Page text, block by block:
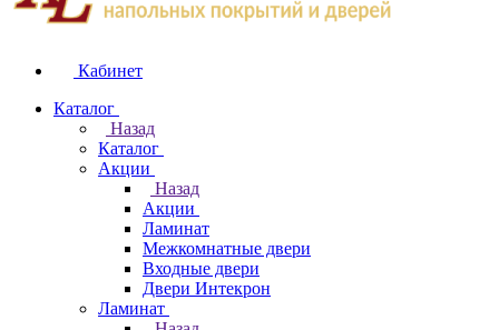
Кабинет
Каталог
Назад
Каталог
Акции
Назад
Акции
Ламинат
Межкомнатные двери
Входные двери
Двери Интекрон
Ламинат